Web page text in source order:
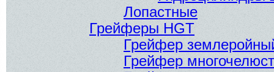
Лопастные
Грейферы HGT
Грейфер
Грейфер